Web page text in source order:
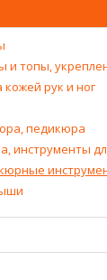
и топы,
кожей рук и ног
педикюра
инструменты